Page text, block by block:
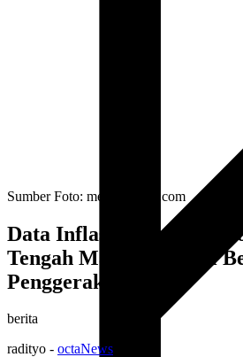
Sumber Foto: metrotvnews.com
Data Inflasi AS dan
Tengah Masih Menjadi
Penggerak Dolar
berita
radityo - octaNews